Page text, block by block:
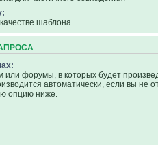
шаблона.
форумы, в которых будет
автоматически, если вы не
опцию ниже.